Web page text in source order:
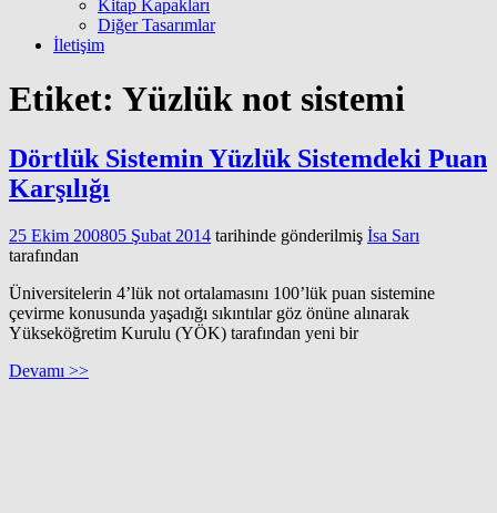
Kitap Kapakları
Diğer Tasarımlar
İletişim
Etiket: Yüzlük not sistemi
Dörtlük Sistemin Yüzlük Sistemdeki Puan
Karşılığı
25 Ekim 200805 Şubat 2014 tarihinde gönderilmiş İsa Sarı
tarafından
Üniversitelerin 4’lük not ortalamasını 100’lük puan sistemine
çevirme konusunda yaşadığı sıkıntılar göz önüne alınarak
Yükseköğretim Kurulu (YÖK) tarafından yeni bir
Devamı >>